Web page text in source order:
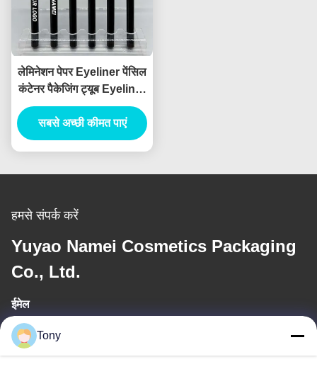
लेमिनेशन पेपर Eyeliner पेंसिल
कंटेनर पैकेजिंग ट्यूब Eyeliner
ट्यूब इंजेक्शन ब्लो
सबसे अच्छी कीमत पाएं
हमसे संपर्क करें
Yuyao Namei Cosmetics Packaging
Co., Ltd.
ईमेल
tony@chinacosmeticpackaging.com
Tony